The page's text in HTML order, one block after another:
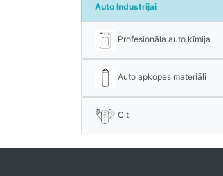
Auto Industrijai
Profesionāla auto ķīmija
Auto apkopes materiāli
Citi